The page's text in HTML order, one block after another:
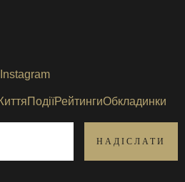
Instagram
ПодіїРейтингиОбкладинки